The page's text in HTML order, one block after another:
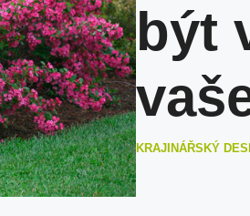
být
KRAJINÁŘSKÝ